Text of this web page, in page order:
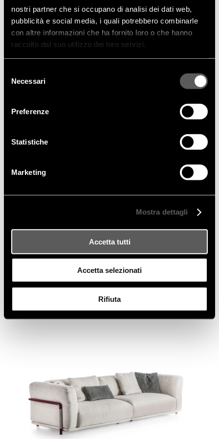
nostri partner che si occupano di analisi dei dati web,
pubblicità e social media, i quali potrebbero combinarle
con altre informazioni che ha fornito loro o che hanno
raccolto dal suo utilizzo dei loro servizi.
delNecessari
Preferenze
Statistiche
Marketing
Mostra dettagli
Accetta tutti
Accetta selezionati
Rifiuta
Calvi Brambilla, studio multidisciplinare fondato da
interior design e design di prodotto, firmano il divano
Brambilla tracciano un segno architettonico dalle
dei suoi dettagli. Sedute generose, morbidi schienali
comfort sono racchiusi da un perimetro leggero in
metallo: i braccioli e le giunzioni nel retrodivano sono
tocco di colore e pregiata artigianalità a questo
dall’immagine senza tempo, capace di adattarsi con
eleganza a qualsiasi ambiente ed essere interpretato
personalmente, nella scelta dei rivestimenti e degli
abbinamenti materici.